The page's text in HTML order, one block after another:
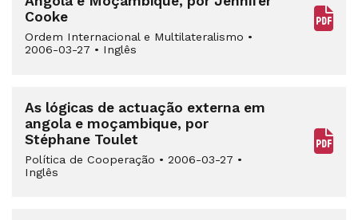
Cooke
Ordem Internacional e Multilateralismo •
2006-03-27 • Inglês
As lógicas de actuação externa em
angola e moçambique, por
Stéphane Toulet
Política de Cooperação • 2006-03-27 •
Inglês